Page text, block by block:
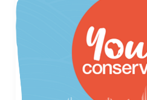
l’environnement